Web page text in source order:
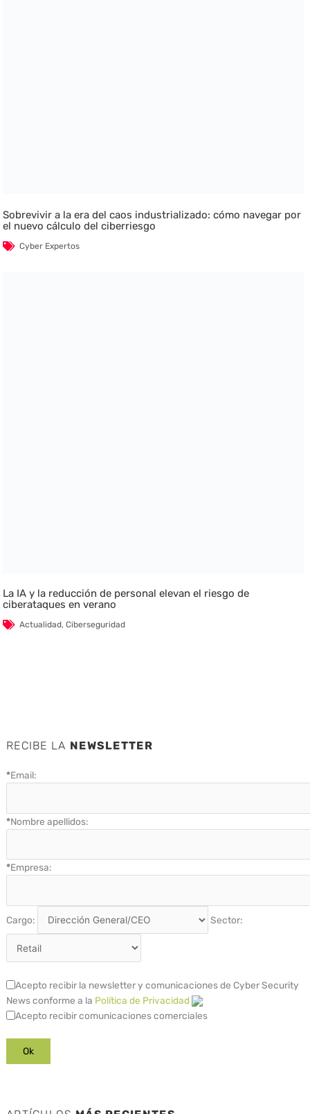
Sobrevivir a la era del caos industrializado: cómo navegar por
el nuevo cálculo del ciberriesgo
Cyber Expertos
La IA y la reducción de personal elevan el riesgo de
ciberataques en verano
Actualidad,Ciberseguridad
RECIBE LA NEWSLETTER
*Email:
*Nombre apellidos:
*Empresa:
Cargo: Sector:
Acepto recibir la newsletter y comunicaciones de Cyber Security
News conforme a la Política de Privacidad
Acepto recibir comunicaciones comerciales